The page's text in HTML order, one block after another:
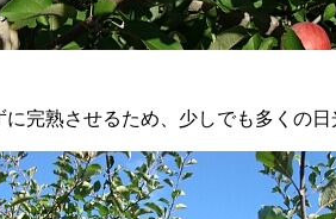
完熟させるため、少しでも多くの